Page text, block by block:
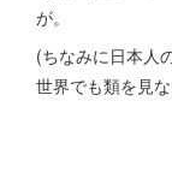
が。
(ちなみに日本人
世界でも類を見